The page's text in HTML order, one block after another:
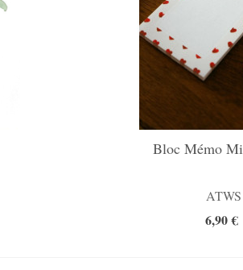
Bloc Mémo
ATWS
6,90 €